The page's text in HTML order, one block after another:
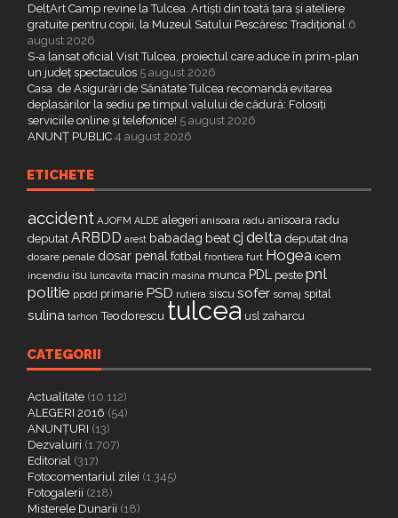
DeltArt Camp revine la Tulcea. Artiști din toată țara și ateliere
gratuite pentru copii, la Muzeul Satului Pescăresc Tradițional 6
august 2026
S-a lansat oficial Visit Tulcea, proiectul care aduce în prim-plan
un județ spectaculos 5 august 2026
Casa de Asigurări de Sănătate Tulcea recomandă evitarea
deplasărilor la sediu pe timpul valului de cădură: Folosiți
serviciile online și telefonice! 5 august 2026
ANUNȚ PUBLIC 4 august 2026
ETICHETE
accident AJOFM ALDE alegeri anisoara radu anisoara radu
deputat ARBDD arest babadag beatcj delta deputat dna
dosare penale dosar penal fotbal frontiera furt Hogea icem
incendiu isu luncavita macin masina munca PDL peste pnl
politie ppdd primarie PSD rutiera siscu sofer somaj spital
sulina tarhon Teodorescu tulcea usl zaharcu
CATEGORII
Actualitate (10.112)
ALEGERI 2016 (54)
ANUNȚURI (13)
Dezvaluiri (1.707)
Editorial (317)
Fotocomentariul zilei (1.345)
Fotogalerii (218)
Misterele Dunarii (18)